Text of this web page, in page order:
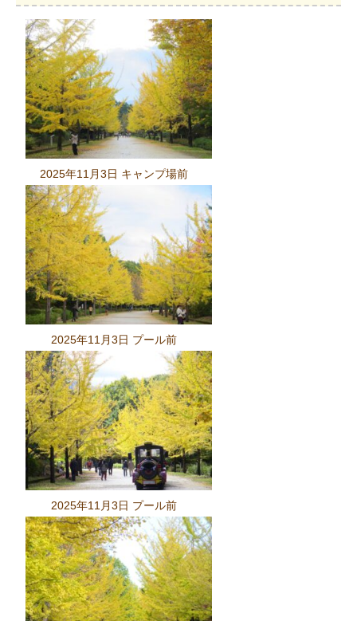
2025年11月3日 キャンプ場前
2025年11月3日 プール前
2025年11月3日 プール前